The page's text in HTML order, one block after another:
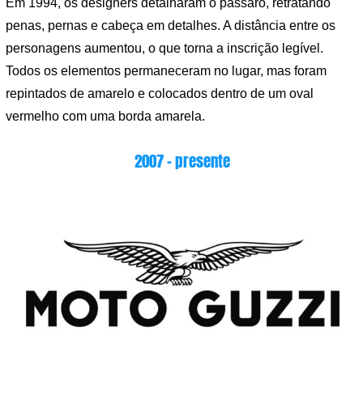
Em 1994, os designers detalharam o pássaro, retratando
penas, pernas e cabeça em detalhes. A distância entre os
personagens aumentou, o que torna a inscrição legível.
Todos os elementos permaneceram no lugar, mas foram
repintados de amarelo e colocados dentro de um oval
vermelho com uma borda amarela.
2007 – presente